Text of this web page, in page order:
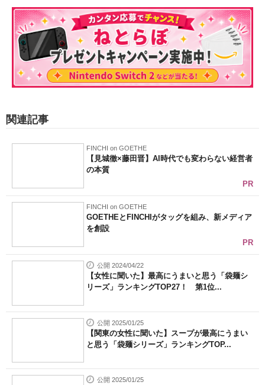
関連記事
FINCHI on GOETHE
【見城徹×藤田晋】AI時代でも変わらない経営者
の本質
PR
FINCHI on GOETHE
GOETHEとFINCHIがタッグを組み、新メディア
を創設
PR
公開 2024/04/22
【女性に聞いた】最高にうまいと思う「袋麺シ
リーズ」ランキングTOP27！ 第1位...
公開 2025/01/25
【関東の女性に聞いた】スープが最高にうまい
と思う「袋麺シリーズ」ランキングTOP...
公開 2025/01/25